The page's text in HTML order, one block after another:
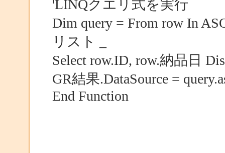
'LINQクエリ式を実行
Dim query = From row In
リスト _
Select row.ID, row.納品日
GR結果.DataSource =
End Function